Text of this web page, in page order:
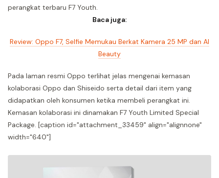
perangkat terbaru F7 Youth.
Baca juga:
Review: Oppo F7, Selfie Memukau Berkat Kamera 25 MP dan AI
Beauty
Pada laman resmi Oppo terlihat jelas mengenai kemasan
kolaborasi Oppo dan Shiseido serta detail dari item yang
didapatkan oleh konsumen ketika membeli perangkat ini.
Kemasan kolaborasi ini dinamakan F7 Youth Limited Special
Package. [caption id="attachment_33459" align="alignnone"
width="640"]